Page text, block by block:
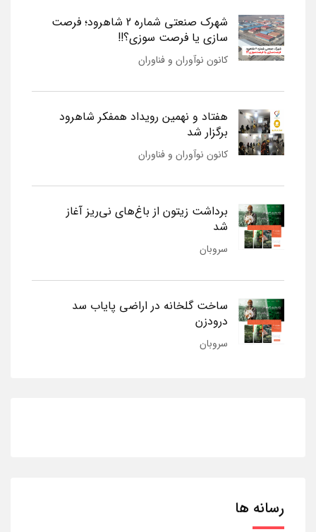
شهرک صنعتی شماره 2 شاهرود؛ فرصت
سازی یا فرصت سوزی؟!!
کانون نوآوران و فناوران
هفتاد و نهمین رویداد همفکر شاهرود
برگزار شد
کانون نوآوران و فناوران
برداشت زیتون از باغ‌های نی‌ریز آغاز
شد
سروبان
ساخت گلخانه در اراضی پایاب سد
درودزن
سروبان
رسانه ها